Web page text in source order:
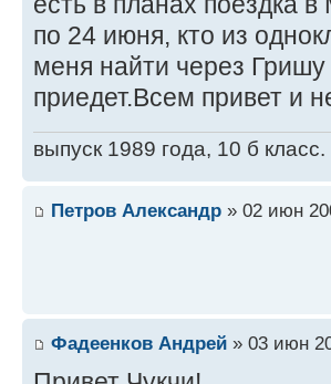
по 24 июня, кто из
меня найти через
приедет.Всем привет и
выпуск 1989 года, 10 б класс.
Петров Александр » 02 июн
Фадеенков Андрей » 03 июн